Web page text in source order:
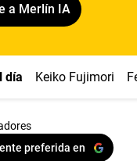
a Merlín IA
día Keiko Fujimori
preferida en